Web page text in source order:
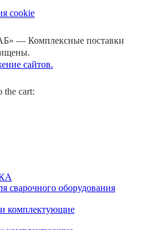
cookie
— Комплексные поставки
сайтов.
the cart:
сварочного оборудования
комплектующие